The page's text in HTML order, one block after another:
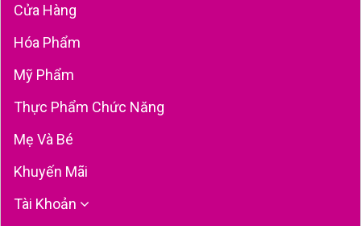
Cửa Hàng
Hóa Phẩm
Mỹ Phẩm
Thực Phẩm Chức Năng
Mẹ Và Bé
Khuyến Mãi
Tài Khoản